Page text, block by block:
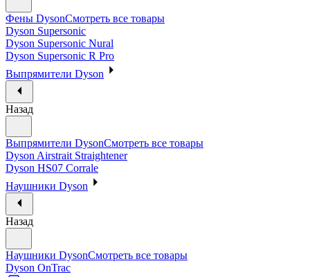
Фены DysonСмотреть все товары
Dyson Supersonic
Dyson Supersonic Nural
Dyson Supersonic R Pro
Выпрямители Dyson
Назад
Выпрямители DysonСмотреть все товары
Dyson Airstrait Straightener
Dyson HS07 Corrale
Наушники Dyson
Назад
Наушники DysonСмотреть все товары
Dyson OnTrac